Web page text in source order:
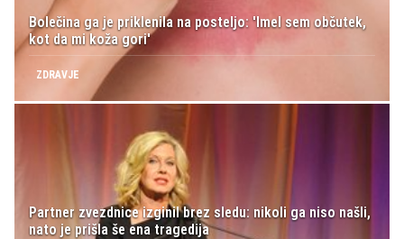
Bolečina ga je priklenila na posteljo: 'Imel sem občutek,
kot da mi koža gori'
ZDRAVJE
Partner zvezdnice izginil brez sledu: nikoli ga niso našli,
nato je prišla še ena tragedija